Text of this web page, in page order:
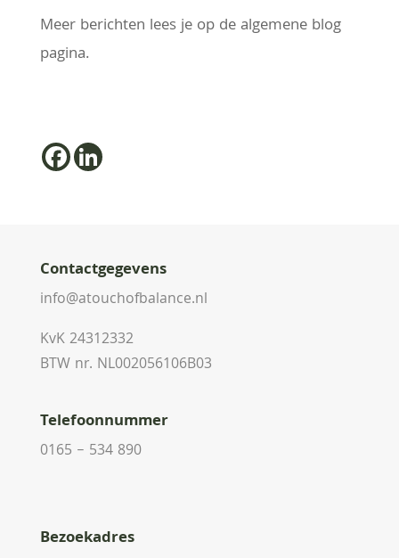
Meer berichten lees je op de algemene blog
pagina.
Contactgegevens
info@atouchofbalance.nl
KvK 24312332
BTW nr. NL002056106B03
Telefoonnummer
0165 – 534 890
Bezoekadres